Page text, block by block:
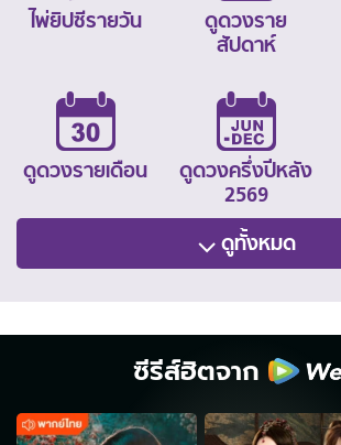
ไพ่ยิปซีรายวัน
ดูดวงราย
สัปดาห์
ดูดวงรายเดือน
ดูดวงครึ่งปีหลัง
2569
ดูทั้งหมด
ซีรีส์ฮิตจาก